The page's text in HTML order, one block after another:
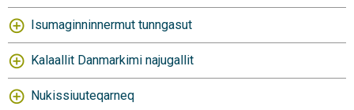
Isumaginninnermut tunngasut
Kalaallit Danmarkimi najugallit
Nukissiuuteqarneq